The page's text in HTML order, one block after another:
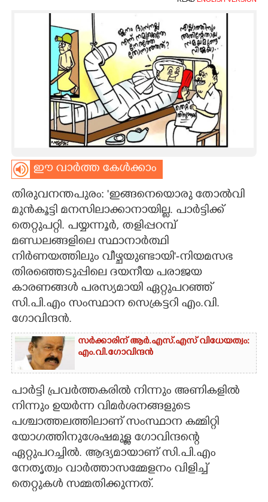
CARTOONS
LITERATURE
ZOOM
CONTACT US
ഈ വാർത്ത കേൾക്കാം
തിരുവനന്തപുരം: 'ഇങ്ങനെയൊരു തോൽവി
മുൻകൂട്ടി മനസിലാക്കാനായില്ല. പാർട്ടിക്ക്
തെറ്റുപറ്റി. പയ്യന്നൂർ, തളിപ്പറമ്പ്
മണ്ഡലങ്ങളിലെ സ്ഥാനാർത്ഥി
നിർണയത്തിലും വീഴ്ചയുണ്ടായി"-നിയമസഭ
തിരഞ്ഞെടുപ്പിലെ ദയനീയ പരാജയ
കാരണങ്ങൾ പരസ്യമായി ഏറ്റുപറഞ്ഞ്
സി.പി.എം സംസ്ഥാന സെക്രട്ടറി എം.വി.
ഗോവിന്ദൻ.
സർക്കാരിന് ആർ.എസ്‌.എസ്‌ വിധേയത്വം:
എം.വി.ഗോവിന്ദൻ
പാർട്ടി പ്രവർത്തകരിൽ നിന്നും അണികളിൽ
നിന്നും ഉയർന്ന വിമർശനങ്ങളുടെ
പശ്ചാത്തലത്തിലാണ് സംസ്ഥാന കമ്മിറ്റി
യോഗത്തിനുശേഷമുള്ള ഗോവിന്ദന്റെ
ഏറ്റുപറച്ചിൽ. ആദ്യമായാണ് സി.പി.എം
നേതൃത്വം വാർത്താസമ്മേളനം വിളിച്ച്
തെറ്റുകൾ സമ്മതിക്കുന്നത്.